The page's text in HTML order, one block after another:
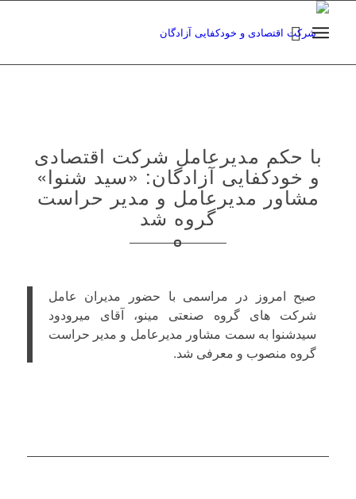
با حکم مدیرعامل شرکت اقتصادی
و خودکفایی آزادگان: «سید شنوا»
مشاور مدیرعامل و مدیر حراست
گروه شد
صبح امروز در مراسمی با حضور مدیران عامل
شرکت های گروه صنعتی مینو، آقای میرودود
سیدشنوا به سمت مشاور مدیرعامل و مدیر حراست
گروه منصوب و معرفی شد.